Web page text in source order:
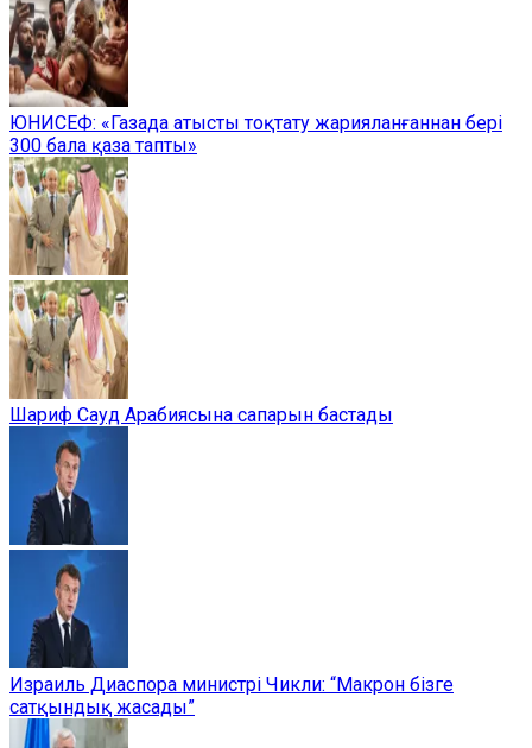
ЮНИСЕФ: «Газада атысты тоқтату жарияланғаннан бері
300 бала қаза тапты»
Шариф Сауд Арабиясына сапарын бастады
Израиль Диаспора министрі Чикли: “Макрон бізге
сатқындық жасады”